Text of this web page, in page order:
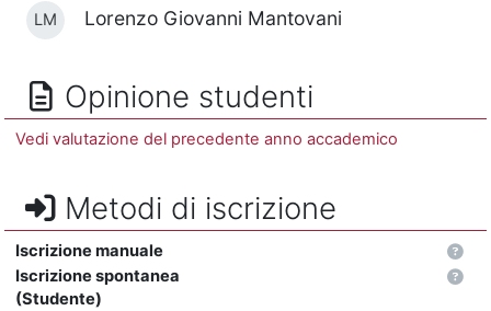
LM Lorenzo Giovanni Mantovani
Opinione studenti
Vedi valutazione del precedente anno accademico
Metodi di iscrizione
Iscrizione manuale
Iscrizione spontanea
(Studente)